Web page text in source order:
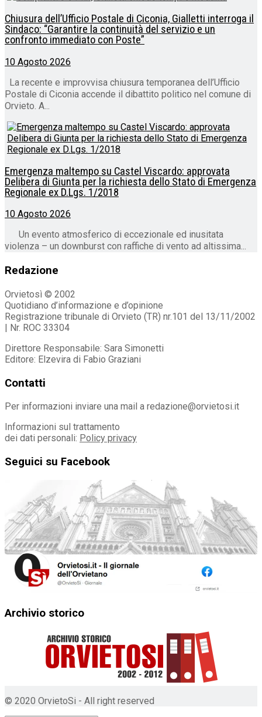
Chiusura dell’Ufficio Postale di Ciconia, Gialletti interroga il
Sindaco: “Garantire la continuità del servizio e un
confronto immediato con Poste”
10 Agosto 2026
La recente e improvvisa chiusura temporanea dell’Ufficio
Postale di Ciconia accende il dibattito politico nel comune di
Orvieto. A...
Emergenza maltempo su Castel Viscardo: approvata
Delibera di Giunta per la richiesta dello Stato di Emergenza
Regionale ex D.Lgs. 1/2018
10 Agosto 2026
Un evento atmosferico di eccezionale ed inusitata
violenza – un downburst con raffiche di vento ad altissima...
Redazione
Orvietosì © 2002
Quotidiano d’informazione e d’opinione
Registrazione tribunale di Orvieto (TR) nr.101 del 13/11/2002
| Nr. ROC 33304
Direttore Responsabile: Sara Simonetti
Editore: Elzevira di Fabio Graziani
Contatti
Per informazioni inviare una mail a redazione@orvietosi.it
Informazioni sul trattamento
dei dati personali: Policy privacy
Seguici su Facebook
Archivio storico
© 2020 OrvietoSi - All right reserved